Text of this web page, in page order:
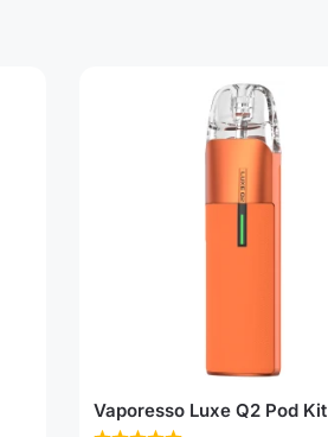
Vaporesso Luxe Q2 Pod Kit